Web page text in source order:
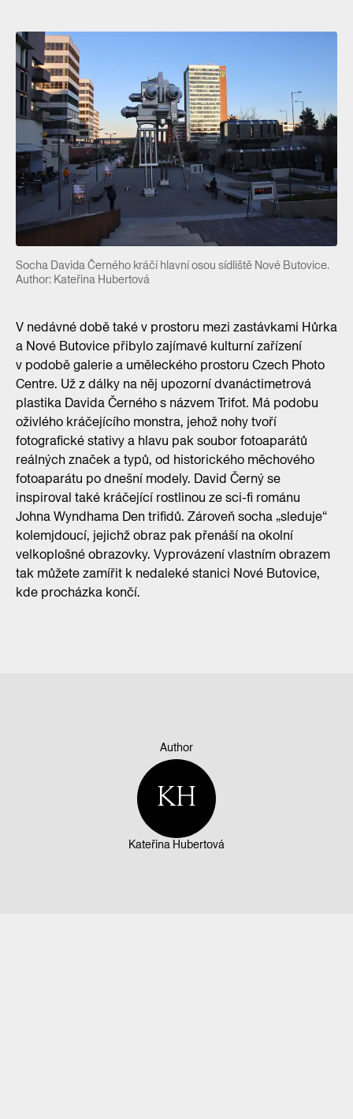
Socha Davida Černého kráčí hlavní osou sídliště Nové Butovice.
Author: Kateřina Hubertová
V nedávné době také v prostoru mezi zastávkami Hůrka
a Nové Butovice přibylo zajímavé kulturní zařízení
v podobě galerie a uměleckého prostoru Czech Photo
Centre. Už z dálky na něj upozorní dvanáctimetrová
plastika Davida Černého s názvem Trifot. Má podobu
oživlého kráčejícího monstra, jehož nohy tvoří
fotografické stativy a hlavu pak soubor fotoaparátů
reálných značek a typů, od historického měchového
fotoaparátu po dnešní modely. David Černý se
inspiroval také kráčející rostlinou ze sci-fi románu
Johna Wyndhama Den trifidů. Zároveň socha „sleduje“
kolemjdoucí, jejichž obraz pak přenáší na okolní
velkoplošné obrazovky. Vyprovázení vlastním obrazem
tak můžete zamířit k nedaleké stanici Nové Butovice,
kde procházka končí.
Author
KH
Kateřina Hubertová